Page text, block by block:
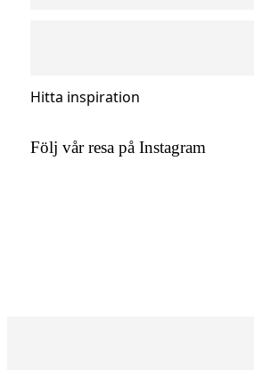
Hitta inspiration
Följ vår resa på Instagram